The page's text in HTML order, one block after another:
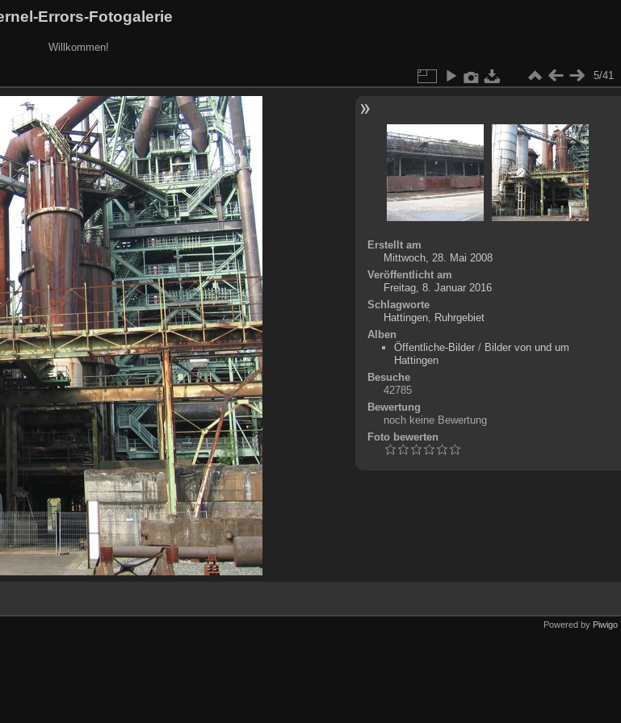
Errors-Fotogalerie
Willkommen!
5/41
Erstellt am
Mittwoch, 28. Mai 2008
Veröffentlicht am
Freitag, 8. Januar 2016
Schlagworte
Hattingen, Ruhrgebiet
Alben
Öffentliche-Bilder/ Bilder von und um
Hattingen
Besuche
42785
Bewertung
noch keine Bewertung
Foto bewerten
Powered by Piwigo